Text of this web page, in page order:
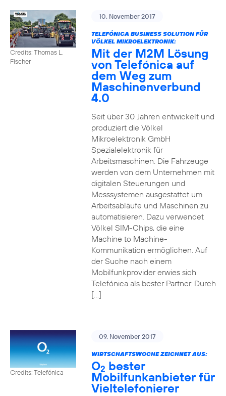
Credits: Thomas L.
Fischer
10. November 2017
TELEFÓNICA BUSINESS SOLUTION FÜR
VÖLKEL MIKROELEKTRONIK:
Mit der M2M Lösung
von Telefónica auf
dem Weg zum
Maschinenverbund
4.0
Seit über 30 Jahren entwickelt und
produziert die Völkel
Mikroelektronik GmbH
Spezialelektronik für
Arbeitsmaschinen. Die Fahrzeuge
werden von dem Unternehmen mit
digitalen Steuerungen und
Messsystemen ausgestattet um
Arbeitsabläufe und Maschinen zu
automatisieren. Dazu verwendet
Völkel SIM-Chips, die eine
Machine to Machine-
Kommunikation ermöglichen. Auf
der Suche nach einem
Mobilfunkprovider erwies sich
Telefónica als bester Partner. Durch
[…]
Credits: Telefónica
09. November 2017
WIRTSCHAFTSWOCHE ZEICHNET AUS:
O2 bester
Mobilfunkanbieter für
Vieltelefonierer